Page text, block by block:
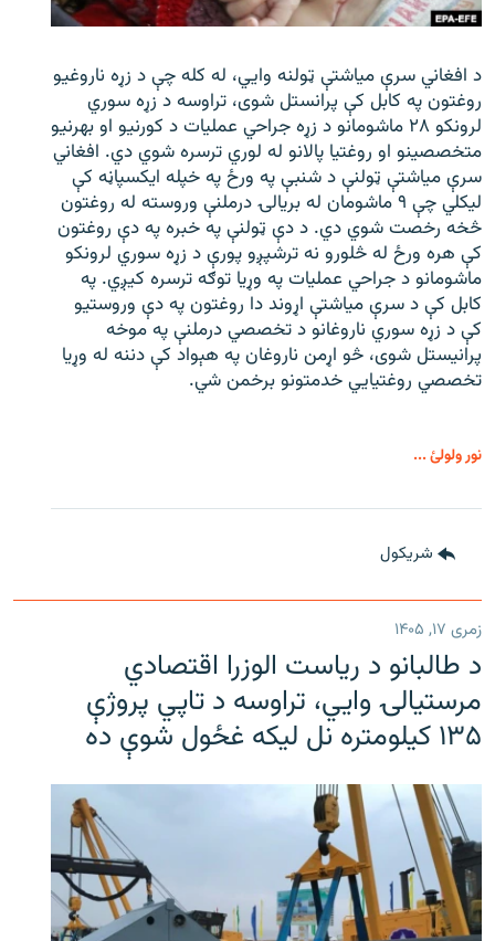
د افغاني سرې میاشتې ټولنه وایي، له کله چې د زړه ناروغیو
روغتون په کابل کې پرانستل شوی، تراوسه د زړه سوري
لرونکو ۲۸ ماشومانو د زړه جراحي عملیات د کورنیو او بهرنیو
متخصصینو او روغتیا پالانو له لوري ترسره شوي دي. افغاني
سرې میاشتې ټولنې د شنبې په ورځ په خپله ایکسپاڼه کې
لیکلي چې ۹ ماشومان له بریالۍ درملنې وروسته له روغتون
څخه رخصت شوي دي. د دې ټولنې په خبره په دې روغتون
کې هره ورځ له څلورو نه ترشپږو پورې د زړه سوري لرونکو
ماشومانو د جراحي عملیات په وړیا توګه ترسره کیږي. په
کابل کې د سرې میاشتې اړوند دا روغتون په دې وروستیو
کې د زړه سوري ناروغانو د تخصصي درملنې په موخه
پرانیستل شوی، څو اړمن ناروغان په هېواد کې دننه له وړیا
تخصصي روغتیايي خدمتونو برخمن شي.
نور ولولئ ...
شريکول
زمری ۱۷, ۱۴۰۵
د طالبانو د ریاست الوزرا اقتصادي
مرستیالۍ وایي، تراوسه د تاپي پروژې
۱۳۵ کیلومتره نل لیکه غځول شوې ده